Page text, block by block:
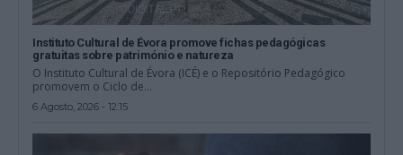
Instituto Cultural de Évora promove fichas pedagógicas
gratuitas sobre património e natureza
O Instituto Cultural de Évora (ICÉ) e o Repositório Pedagógico
promovem o Ciclo de...
6 Agosto, 2026 - 12:15